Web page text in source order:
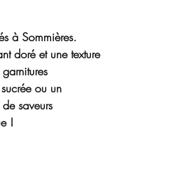
à Sommières.
doré et une texture
ou un
saveurs
!